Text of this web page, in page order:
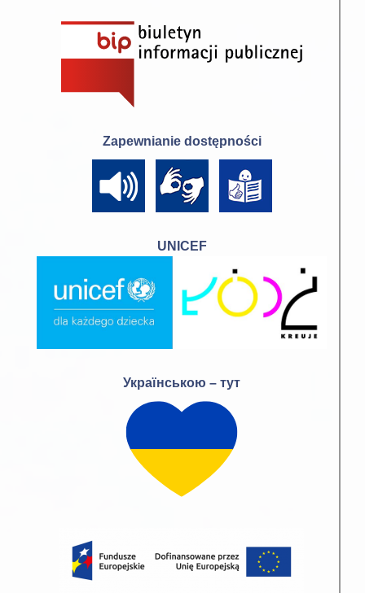
Zapewnianie dostępności
UNICEF
Українською – тут